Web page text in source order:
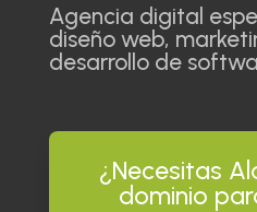
Agencia digital
diseño web,
desarrollo de
¿Necesitas
dominio